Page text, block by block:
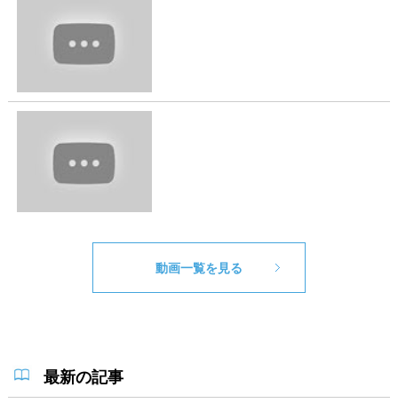
動画一覧を見る
最新の記事